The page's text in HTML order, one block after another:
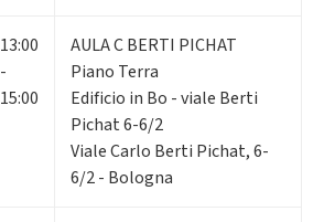
13:00
-
15:00
AULA C BERTI PICHAT
Piano Terra
Edificio in Bo - viale Berti
Pichat 6-6/2
Viale Carlo Berti Pichat, 6-
6/2 - Bologna